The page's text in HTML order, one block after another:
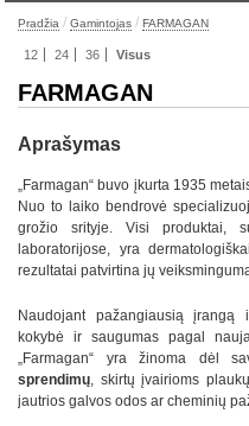
Pradžia / Gamintojas / FARMAGAN
12 24 36 Visus
FARMAGAN
Aprašymas
„Farmagan“ buvo įkurta 1935
Nuo to laiko bendrovė
grožio srityje. Visi produktai,
laboratorijose, yra
rezultatai patvirtina jų
Naudojant pažangiausią įrangą
kokybė ir saugumas pagal
„Farmagan“ yra žinoma dėl
sprendimų , skirtų įvairioms
jautrios galvos odos ar cheminių